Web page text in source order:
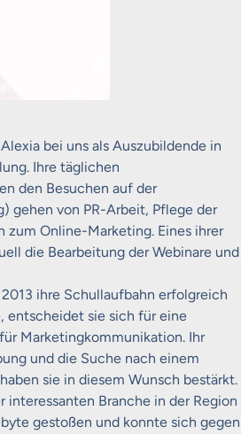
bei uns als Auszubildende in
Ihre täglichen
den Besuchen auf der
gehen von PR-Arbeit, Pflege der
zum Online-Marketing. Eines ihrer
die Bearbeitung der Webinare und
ihre Schullaufbahn erfolgreich
entscheidet sie sich für eine
Marketingkommunikation. Ihr
und die Suche nach einem
sie in diesem Wunsch bestärkt.
interessanten Branche in der Region
gestoßen und konnte sich gegen